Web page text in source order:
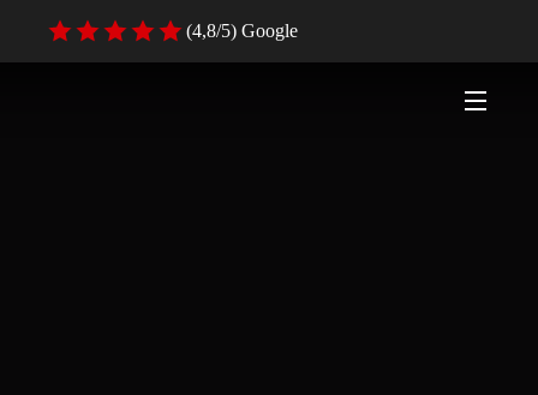
(4,8/5) Google